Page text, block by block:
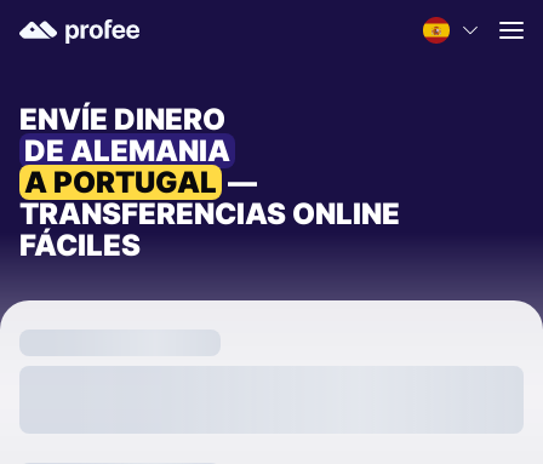
ENVÍE DINERO
DE ALEMANIA
A PORTUGAL —
TRANSFERENCIAS ONLINE
FÁCILES